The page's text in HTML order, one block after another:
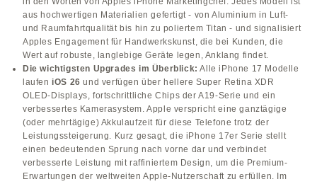
aus hochwertigen Materialien gefertigt - von Aluminium in Luft-
und Raumfahrtqualität bis hin zu poliertem Titan - und signalisiert
Apples Engagement für Handwerkskunst, die bei Kunden, die
Wert auf robuste, langlebige Geräte legen, Anklang findet.
Die wichtigsten Upgrades im Überblick: Alle iPhone 17 Modelle
laufen iOS 26 und verfügen über hellere Super Retina XDR
OLED-Displays, fortschrittliche Chips der A19-Serie und ein
verbessertes Kamerasystem. Apple verspricht eine ganztägige
(oder mehrtägige) Akkulaufzeit für diese Telefone trotz der
Leistungssteigerung. Kurz gesagt, die iPhone 17er Serie stellt
einen bedeutenden Sprung nach vorne dar und verbindet
verbesserte Leistung mit raffiniertem Design, um die Premium-
Erwartungen der weltweiten Apple-Nutzerschaft zu erfüllen. Im